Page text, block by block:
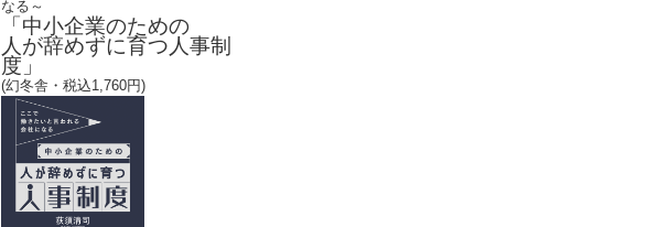
なる～
「中小企業のための
人が辞めずに育つ人事制
度」
(幻冬舎・税込1,760円)